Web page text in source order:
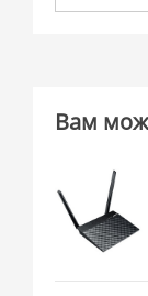
Вам